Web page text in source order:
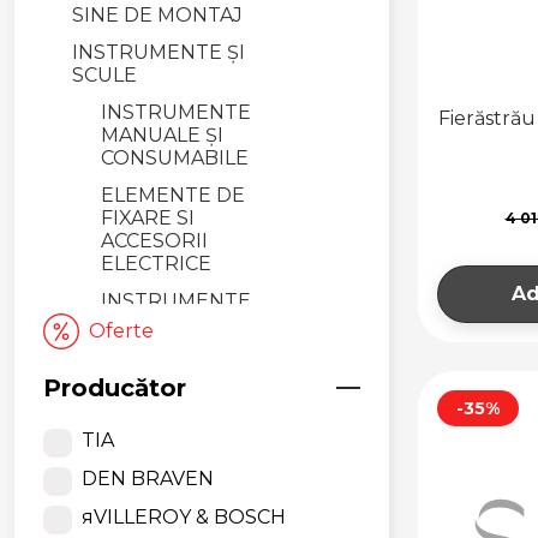
SINE DE MONTAJ
INSTRUMENTE ȘI
SCULE
INSTRUMENTE
MANUALE ȘI
CONSUMABILE
ELEMENTE DE
FIXARE SI
ACCESORII
ELECTRICE
INSTRUMENTE
ELECTRICE ȘI
PRODUSE CHIMICE
SOLUȚII
ÎNTREȚINERE
INSTALAȚII TERMICE
SOLUȚII CHIMICE
Oferte
Producător
TIA
DEN BRAVEN
яVILLEROY & BOSCH
4
-35%